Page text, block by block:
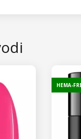
HEMA-